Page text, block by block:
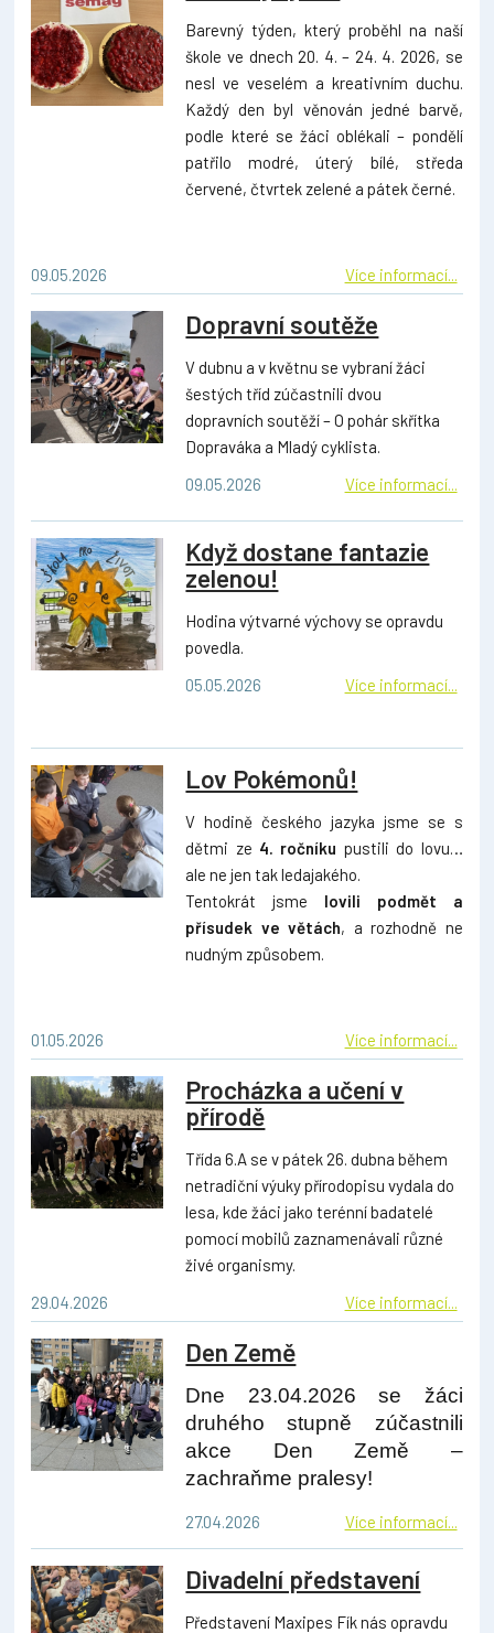
Barevný týden, který proběhl na naší
škole ve dnech 20. 4. – 24. 4. 2026, se
nesl ve veselém a kreativním duchu.
Každý den byl věnován jedné barvě,
podle které se žáci oblékali – pondělí
patřilo modré, úterý bílé, středa
červené, čtvrtek zelené a pátek černé.
09.05.2026 Více informací...
Dopravní soutěže
V dubnu a v květnu se vybraní žáci
šestých tříd zúčastnili dvou
dopravních soutěží – O pohár skřítka
Dopraváka a Mladý cyklista.
09.05.2026
Více informací...
Když dostane fantazie
zelenou!
Hodina výtvarné výchovy se opravdu
povedla.
05.05.2026
Více informací...
Lov Pokémonů!
V hodině českého jazyka jsme se s
dětmi ze 4. ročníku pustili do lovu…
ale ne jen tak ledajakého.
Tentokrát jsme lovili podmět a
přísudek ve větách, a rozhodně ne
nudným způsobem.
01.05.2026 Více informací...
Procházka a učení v
přírodě
Třída 6.A se v pátek 26. dubna během
netradiční výuky přírodopisu vydala do
lesa, kde žáci jako terénní badatelé
pomocí mobilů zaznamenávali různé
živé organismy.
29.04.2026
Více informací...
Den Země
Dne 23.04.2026 se žáci
druhého stupně zúčastnili
akce Den Země –
zachraňme pralesy!
27.04.2026 Více informací...
Divadelní představení
Představení Maxipes Fík nás opravdu